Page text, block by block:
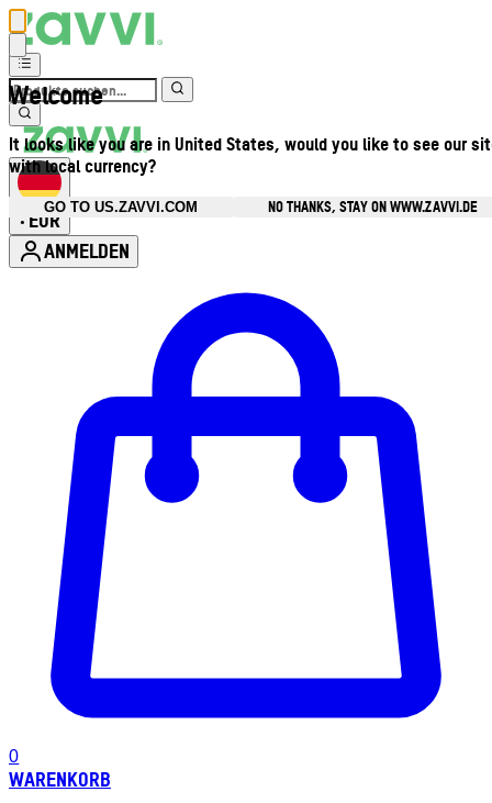
Welcome
It looks like you are in United States, would you like to see our
with local currency?
GO TO US.ZAVVI.COM
NO THANKS, STAY ON WWW.ZAVVI.DE
• EUR
ANMELDEN
0
WARENKORB